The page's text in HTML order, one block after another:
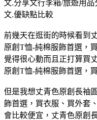
文.分享文行李箱/旅遊用
文.優缺點比較
前幾天在逛街的時候看到
原創T恤-純棉服飾首選，
覺得很心動而且正打算買
原創T恤-純棉服飾首選，
但是我想丈青色原創長袖
飾首選，買衣服、買外套
會比較便宜，丈青色原創